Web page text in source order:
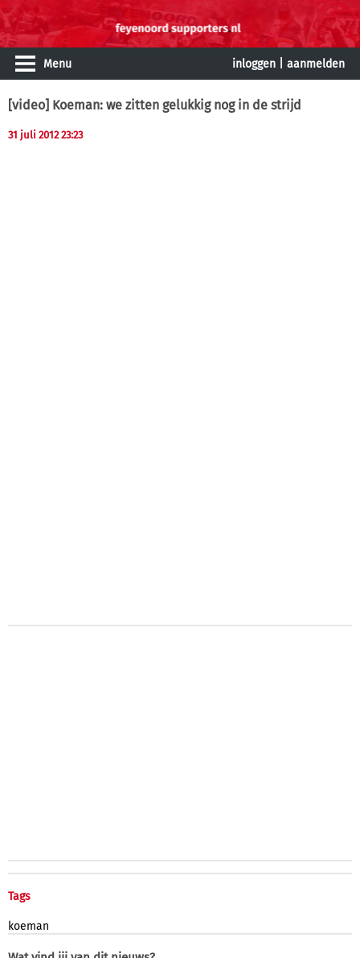
Menu inloggen aanmelden
[video] Koeman: we zitten gelukkig nog in de strijd
31 juli 2012 23:23
Tags
koeman